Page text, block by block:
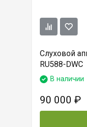
Слуховой
RU588-DWC
В наличии
90 000 ₽